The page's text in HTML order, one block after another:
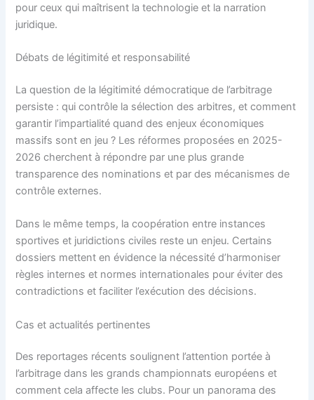
pour ceux qui maîtrisent la technologie et la narration
juridique.
Débats de légitimité et responsabilité
La question de la légitimité démocratique de l’arbitrage
persiste : qui contrôle la sélection des arbitres, et comment
garantir l’impartialité quand des enjeux économiques
massifs sont en jeu ? Les réformes proposées en 2025-
2026 cherchent à répondre par une plus grande
transparence des nominations et par des mécanismes de
contrôle externes.
Dans le même temps, la coopération entre instances
sportives et juridictions civiles reste un enjeu. Certains
dossiers mettent en évidence la nécessité d’harmoniser
règles internes et normes internationales pour éviter des
contradictions et faciliter l’exécution des décisions.
Cas et actualités pertinentes
Des reportages récents soulignent l’attention portée à
l’arbitrage dans les grands championnats européens et
comment cela affecte les clubs. Pour un panorama des